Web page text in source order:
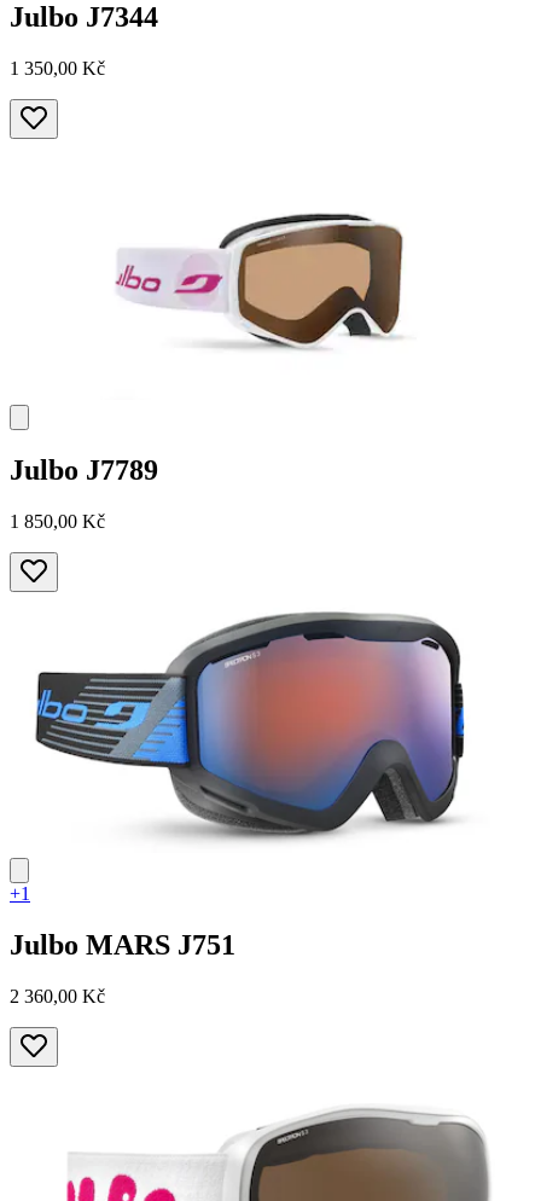
Julbo J7344
1 350,00 Kč
Julbo J7789
1 850,00 Kč
+1
Julbo MARS J751
2 360,00 Kč